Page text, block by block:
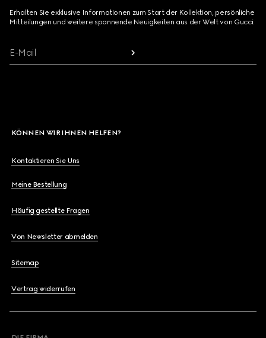
Erhalten Sie exklusive Informationen zum Start der Kollektion, persönliche
Mitteilungen und weitere spannende Neuigkeiten aus der Welt von Gucci.
E-Mail
KÖNNEN WIR IHNEN HELFEN?
Kontaktieren Sie Uns
Meine Bestellung
Häufig gestellte Fragen
Von Newsletter abmelden
Sitemap
Vertrag widerrufen